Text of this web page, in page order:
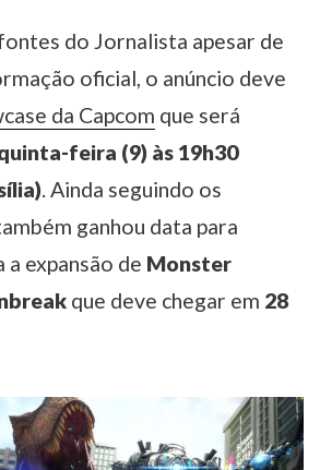
do Jornalista apesar de
oficial, o anúncio deve
da Capcom que será
feira (9) às 19h30
. Ainda seguindo os
ganhou data para
expansão de Monster
que deve chegar em 28